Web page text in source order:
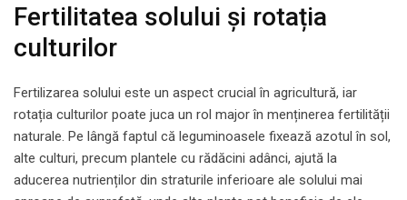
Fertilitatea solului și rotația
culturilor
Fertilizarea solului este un aspect crucial în agricultură, iar
rotația culturilor poate juca un rol major în menținerea fertilității
naturale. Pe lângă faptul că leguminoasele fixează azotul în sol,
alte culturi, precum plantele cu rădăcini adânci, ajută la
aducerea nutrienților din straturile inferioare ale solului mai